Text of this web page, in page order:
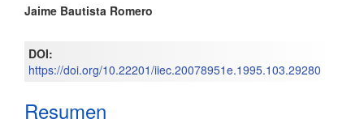
Contenido
principal
del
artículo
Jaime Bautista Romero
DOI:
https://doi.org/10.22201/iiec.20078951e.1995.103.29280
Resumen